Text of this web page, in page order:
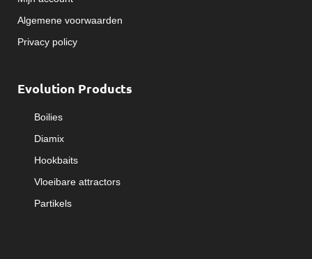
Algemene voorwaarden
Privacy policy
Evolution Products
Boilies
Diamix
Hookbaits
Vloeibare attractors
Partikels